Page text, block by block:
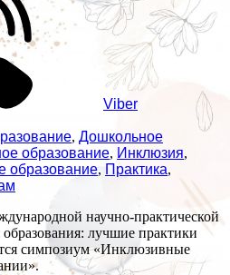
Viber
, Дошкольное
образование, Инклюзия,
образование, Практика,
научно-практической
лучшие практики
симпозиум «Инклюзивные